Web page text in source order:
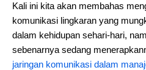
Kali ini kita akan membahas
komunikasi lingkaran yang
dalam kehidupan sehari-hari,
sebenarnya sedang
jaringan komunikasi dalam